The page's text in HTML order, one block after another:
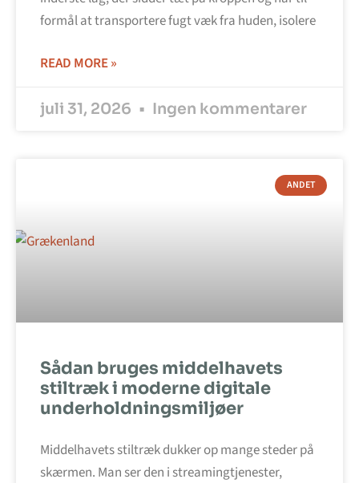
formål at transportere fugt væk fra huden, isolere
READ MORE »
juli 31, 2026 Ingen kommentarer
ANDET
Sådan bruges middelhavets
stiltræk i moderne digitale
underholdningsmiljøer
Middelhavets stiltræk dukker op mange steder på
skærmen. Man ser den i streamingtjenester,